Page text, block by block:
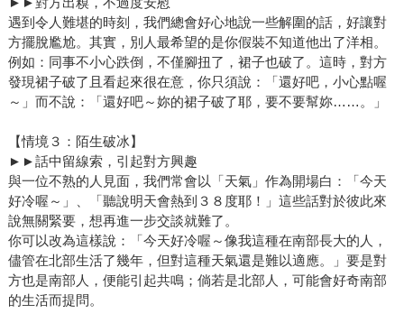
遇到令人難堪的時刻，我們總會好心地說一些解圍的話，好讓對
方擺脫尷尬。其實，別人最希望的是你假裝不知道他出了洋相。
例如：同事不小心跌倒，不僅腳扭了，裙子也破了。這時，對方
發現裙子破了且看起來很在意，你只須說：「還好吧，小心點喔
～」而不說：「還好吧～妳的裙子破了耶，要不要幫妳……。」
【情境３：陌生破冰】
►►話中留線索，引起對方興趣
與一位不熟的人見面，我們常會以「天氣」作為開場白：「今天
好冷喔～」、「聽說明天會熱到３８度耶！」這些話對於彼此來
說無關緊要，想再進一步交談就難了。
你可以改為這樣說：「今天好冷喔～像我這種在南部長大的人，
儘管在北部生活了幾年，但對這種天氣還是難以適應。」要是對
方也是南部人，便能引起共鳴；倘若是北部人，可能會好奇南部
的生活而提問。